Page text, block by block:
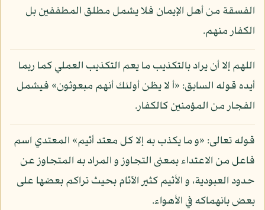
الفسقة من أهل الإيمان فلا يشمل مطلق المطففين بل
الكفار منهم.
اللهم إلا أن يراد بالتكذيب ما يعم التكذيب العملي كما ربما
أيده قوله السابق: «أ لا يظن أولئك أنهم مبعوثون» فيشمل
الفجار من المؤمنين كالكفار.
قوله تعالى: «و ما يكذب به إلا كل معتد أثيم» المعتدي اسم
فاعل من الاعتداء بمعنى التجاوز و المراد به المتجاوز عن
حدود العبودية، و الأثيم كثير الآثام بحيث تراكم بعضها على
بعض بانهماكه في الأهواء.